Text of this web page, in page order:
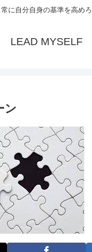
常に自分自身の基準を高めろ
LEAD MYSELF
ン